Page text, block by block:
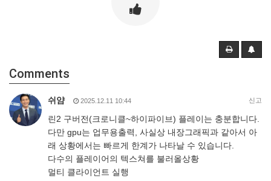
Comments
쉬얌 2025.12.11 10:44 신고
린2 구버전(크로니클~하이파이브) 플레이는 충분합니다.
다만 gpu는 업무용출력, 사실상 내장그래픽과 같아서 아
래 상황에서는 빠르게 한계가 나타날 수 있습니다.
다수의 플레이어의 텍스쳐를 불러올상황
멀티 클라이언트 실행